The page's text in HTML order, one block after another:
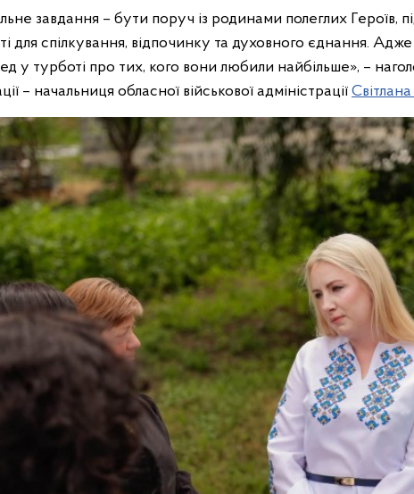
завдання – бути поруч із родинами полеглих Героїв,
для спілкування, відпочинку та духовного єднання.
у турботі про тих, кого вони любили найбільше», –
– начальниця обласної військової адміністрації